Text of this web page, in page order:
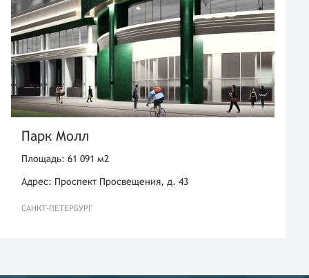
Парк Молл
Площадь: 61 091 м2
Адрес: Проспект Просвещения, д. 43
САНКТ-ПЕТЕРБУРГ